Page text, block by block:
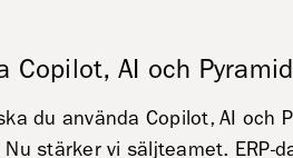
Copilot, AI och Pyramid
du använda Copilot, AI och
stärker vi säljteamet. ERP-